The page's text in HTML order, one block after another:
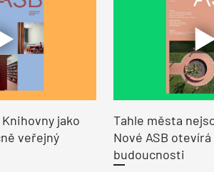
jako
veřejný
Tahle města
Nové ASB
budoucnosti